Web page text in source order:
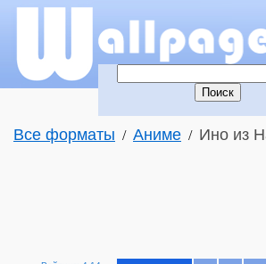
Все форматы / Аниме / Ино из